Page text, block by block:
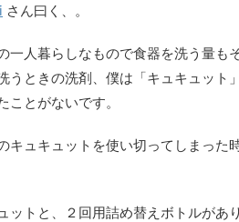
さん曰く、。
一人暮らしなもので食器を洗う量も
うときの洗剤、僕は「キュキュット
ことがないです。
キュキュットを使い切ってしまった
ットと、２回用詰め替えボトルがあ